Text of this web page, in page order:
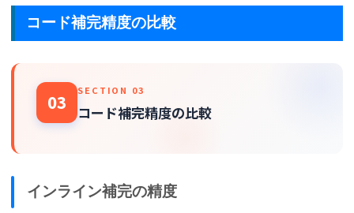
コード補完精度の比較
03
SECTION 03
コード補完精度の比較
インライン補完の精度